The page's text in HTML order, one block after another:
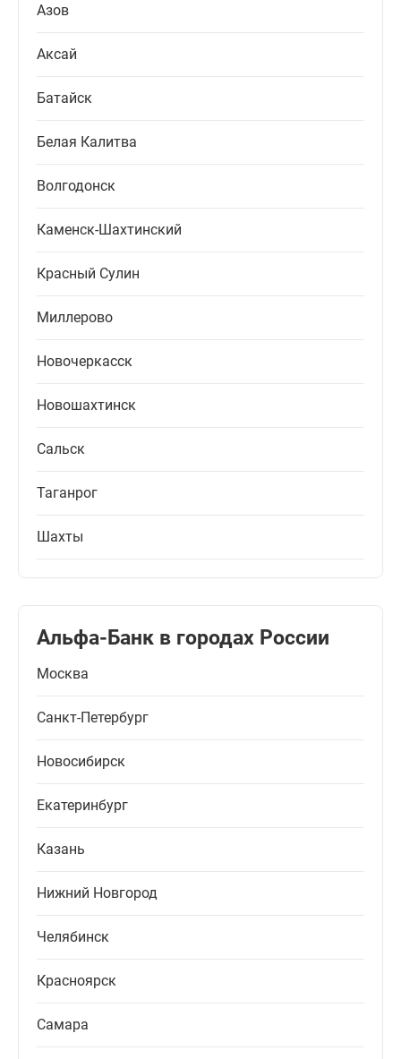
Азов
Аксай
Батайск
Белая Калитва
Волгодонск
Каменск-Шахтинский
Красный Сулин
Миллерово
Новочеркасск
Новошахтинск
Сальск
Таганрог
Шахты
Альфа-Банк в городах России
Москва
Санкт-Петербург
Новосибирск
Екатеринбург
Казань
Нижний Новгород
Челябинск
Красноярск
Самара